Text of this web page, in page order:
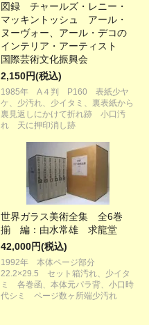
図録 チャールズ・レニー・
マッキントッシュ アール・
ヌーヴォー、アール・デコの
インテリア・アーティスト
国際芸術文化振興会
2,150円(税込)
1985年 A４判 P160 表紙少ヤ
ケ、少汚れ、少イタミ、裏表紙から
裏見返しにかけて折れ跡 小口汚
れ 天に押印消し跡
世界ガラス美術全集 全6巻
揃 編：由水常雄 求龍堂
42,000円(税込)
1992年 本体ページ部分
22.2×29.5 セット箱汚れ、少イタ
ミ 各巻函、本体元パラ背、小口時
代シミ ページ数ヶ所端少汚れ